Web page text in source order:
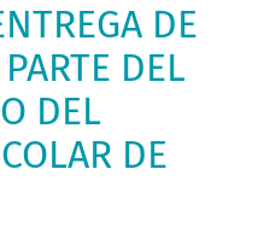
DE
DEL
DEL
DE